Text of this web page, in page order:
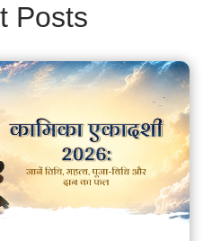
Posts